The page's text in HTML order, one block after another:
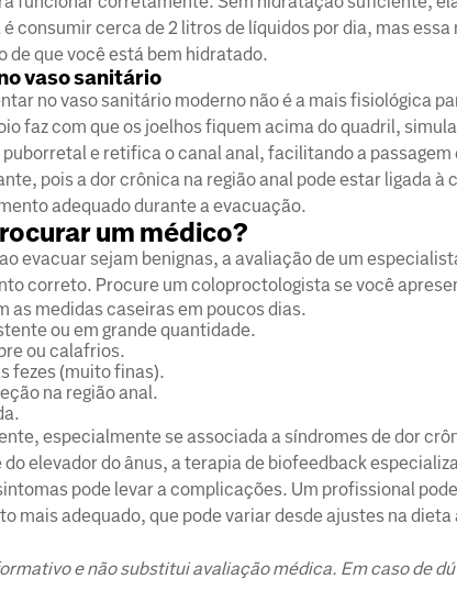
consumir cerca de 2 litros de líquidos por dia, mas
de que você está bem hidratado.
vaso sanitário
no vaso sanitário moderno não é a mais fisiológica
faz com que os joelhos fiquem acima do quadril,
e retifica o canal anal, facilitando a
pois a dor crônica na região anal pode estar ligada à
adequado durante a evacuação.
um médico?
evacuar sejam benignas, a avaliação de um
correto. Procure um coloproctologista se você
as medidas caseiras em poucos dias.
ou em grande quantidade.
ou calafrios.
fezes (muito finas).
na região anal.
especialmente se associada a síndromes de dor
elevador do ânus, a terapia de biofeedback
pode levar a complicações. Um profissional
mais adequado, que pode variar desde ajustes na
e não substitui avaliação médica. Em caso de